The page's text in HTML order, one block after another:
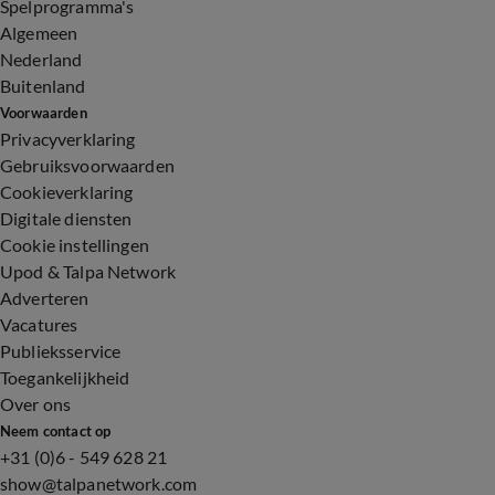
Spelprogramma's
Algemeen
Nederland
Buitenland
Voorwaarden
Privacyverklaring
Gebruiksvoorwaarden
Cookieverklaring
Digitale diensten
Cookie instellingen
Upod & Talpa Network
Adverteren
Vacatures
Publieksservice
Toegankelijkheid
Over ons
Neem contact op
+31 (0)6 - 549 628 21
show@talpanetwork.com